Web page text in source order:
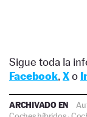
Sigue toda la
Facebook, Xo
ARCHIVADO EN